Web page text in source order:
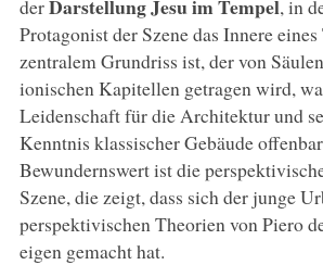
derDarstellung Jesu im Tempel, in
Protagonist der Szene das Innere
zentralem Grundriss ist, der von
ionischen Kapitellen getragen wird,
Leidenschaft für die Architektur und
Kenntnis klassischer Gebäude
Bewundernswert ist die
Szene, die zeigt, dass sich der junge
perspektivischen Theorien von Piero
eigen gemacht hat.